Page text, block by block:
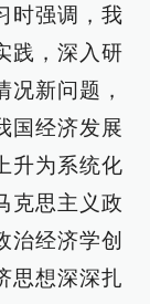
时强调，我
践，深入研
况新问题，
国经济发展
升为系统化
克思主义政
治经济学创
思想深深扎